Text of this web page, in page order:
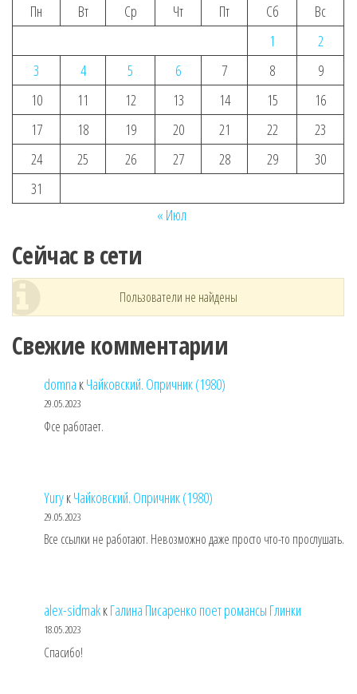
Пн
Вт Ср Чт Пт Сб
Вс
1
2
3
4 5 6 7 8
9
10
11 12 13 14 15
16
17
18 19 20 21 22
23
24
25 26 27 28 29
30
31
« Июл
Сейчас в сети
Пользователи не найдены
Свежие комментарии
domna кЧайковский. Опричник (1980)
29.05.2023
Фсе работает.
YuryкЧайковский. Опричник (1980)
29.05.2023
Все ссылки не работают. Невозможно даже просто что-то прослушать.
alex-sidmakкГалина Писаренко поет романсы Глинки
18.05.2023
Спасибо!